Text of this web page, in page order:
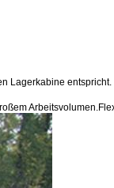
Lagerkabine entspricht.